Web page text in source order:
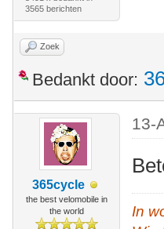
3565 berichten
Zoek
Bedankt door:
365cycle
the best velomobile in
the world
13-
In